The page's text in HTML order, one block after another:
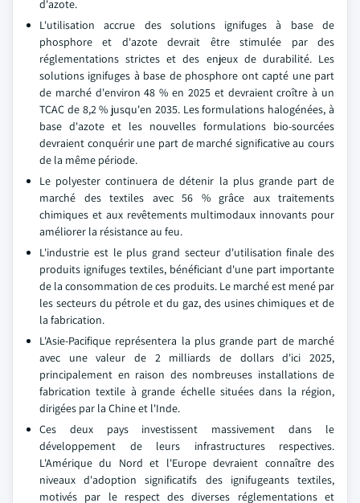
d'azote.
L'utilisation accrue des solutions ignifuges à base de
phosphore et d'azote devrait être stimulée par des
réglementations strictes et des enjeux de durabilité. Les
solutions ignifuges à base de phosphore ont capté une part
de marché d'environ 48 % en 2025 et devraient croître à un
TCAC de 8,2 % jusqu'en 2035. Les formulations halogénées, à
base d'azote et les nouvelles formulations bio-sourcées
devraient conquérir une part de marché significative au cours
de la même période.
Le polyester continuera de détenir la plus grande part de
marché des textiles avec 56 % grâce aux traitements
chimiques et aux revêtements multimodaux innovants pour
améliorer la résistance au feu.
L'industrie est le plus grand secteur d'utilisation finale des
produits ignifuges textiles, bénéficiant d'une part importante
de la consommation de ces produits. Le marché est mené par
les secteurs du pétrole et du gaz, des usines chimiques et de
la fabrication.
L'Asie-Pacifique représentera la plus grande part de marché
avec une valeur de 2 milliards de dollars d'ici 2025,
principalement en raison des nombreuses installations de
fabrication textile à grande échelle situées dans la région,
dirigées par la Chine et l'Inde.
Ces deux pays investissent massivement dans le
développement de leurs infrastructures respectives.
L'Amérique du Nord et l'Europe devraient connaître des
niveaux d'adoption significatifs des ignifugeants textiles,
motivés par le respect des diverses réglementations et